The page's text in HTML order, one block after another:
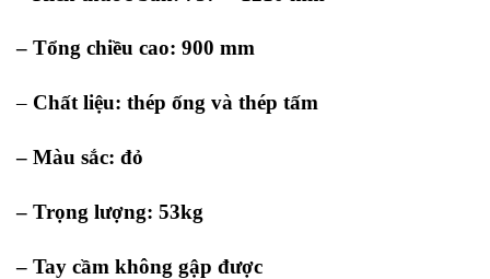
– Tổng chiều cao: 900 mm
– Chất liệu: thép ống và thép tấm
– Màu sắc: đỏ
– Trọng lượng: 53kg
– Tay cầm không gập được